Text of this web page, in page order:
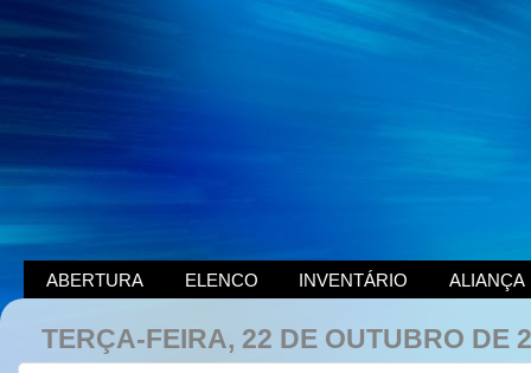
ABERTURA ELENCO INVENTÁRIO ALIANÇA
TERÇA-FEIRA, 22 DE OUTUBRO DE